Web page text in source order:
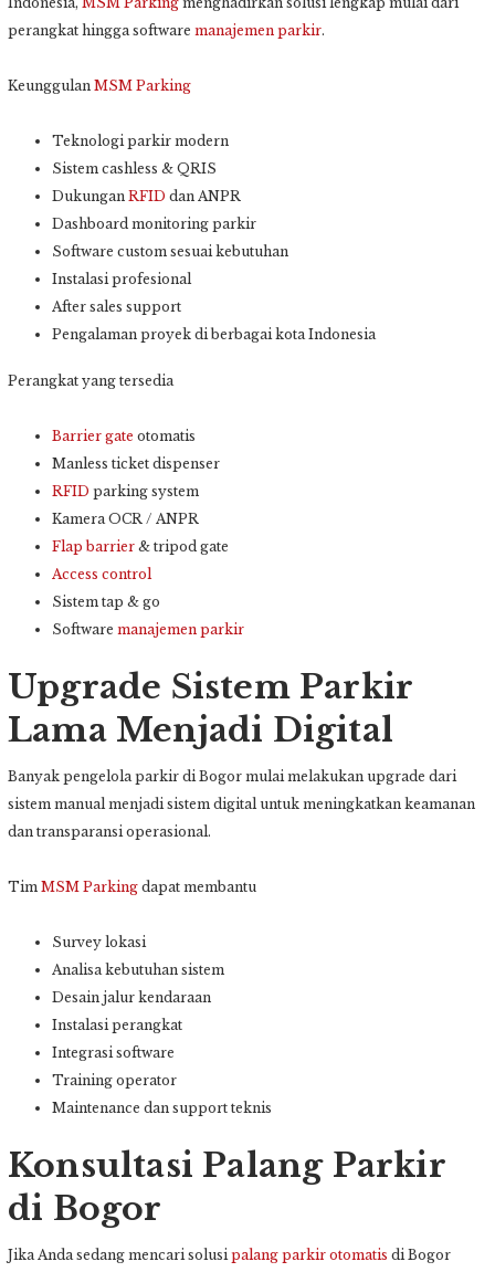
perangkat hingga software manajemen parkir.
Keunggulan MSM Parking
Teknologi parkir modern
Sistem cashless & QRIS
Dukungan RFID dan ANPR
Dashboard monitoring parkir
Software custom sesuai kebutuhan
Instalasi profesional
After sales support
Pengalaman proyek di berbagai kota Indonesia
Perangkat yang tersedia
Barrier gate otomatis
Manless ticket dispenser
RFID parking system
Kamera OCR / ANPR
Flap barrier & tripod gate
Access control
Sistem tap & go
Software manajemen parkir
Upgrade Sistem Parkir
Lama Menjadi Digital
Banyak pengelola parkir di Bogor mulai melakukan upgrade dari
sistem manual menjadi sistem digital untuk meningkatkan keamanan
dan transparansi operasional.
Tim MSM Parking dapat membantu
Survey lokasi
Analisa kebutuhan sistem
Desain jalur kendaraan
Instalasi perangkat
Integrasi software
Training operator
Maintenance dan support teknis
Konsultasi Palang Parkir
di Bogor
Jika Anda sedang mencari solusi palang parkir otomatis di Bogor